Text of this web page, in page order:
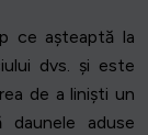
ce așteaptă la
dvs. și este
de a liniști un
aduse